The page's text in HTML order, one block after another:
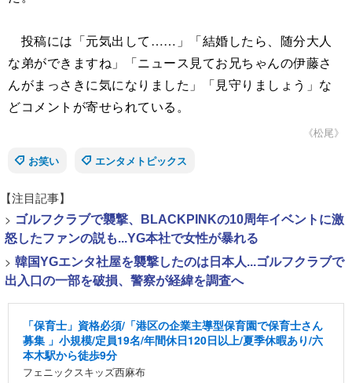
投稿には「元気出して……」「結婚したら、随分大人
な弟ができますね」「ニュース見てお兄ちゃんの伊藤さ
んがまっさきに気になりました」「見守りましょう」な
どコメントが寄せられている。
《松尾》
お笑い
エンタメトピックス
【注目記事】
> ゴルフクラブで襲撃、BLACKPINKの10周年イベントに激
怒したファンの説も...YG本社で女性が暴れる
> 韓国YGエンタ社屋を襲撃したのは日本人...ゴルフクラブで
出入口の一部を破損、警察が経緯を調査へ
「保育士」資格必須/「港区の企業主導型保育園で保育士さん
募集 」小規模/定員19名/年間休日120日以上/夏季休暇あり/六
本木駅から徒歩9分
フェニックスキッズ西麻布